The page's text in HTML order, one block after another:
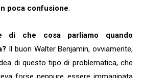
poca confusione.
di che cosa parliamo quando
Il buon Walter Benjamin, ovviamente,
di questo tipo di problematica, che